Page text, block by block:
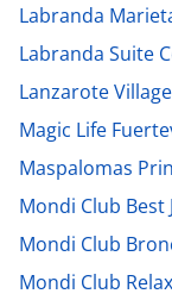
Labranda
Labranda Suite
Lanzarote Village
Magic Life
Maspalomas
Mondi Club Best
Mondi Club
Mondi Club